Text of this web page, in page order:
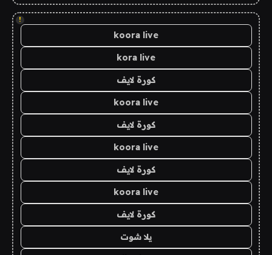
!
koora live
kora live
كورة لايف
koora live
كورة لايف
koora live
كورة لايف
koora live
كورة لايف
يلا شوت